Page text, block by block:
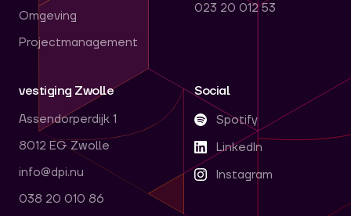
Omgeving
Projectmanagement
023 20 012 53
vestiging Zwolle
Assendorperdijk 1
8012 EG Zwolle
info@dpi.nu
038 20 010 86
Social
Spotify
LinkedIn
Instagram